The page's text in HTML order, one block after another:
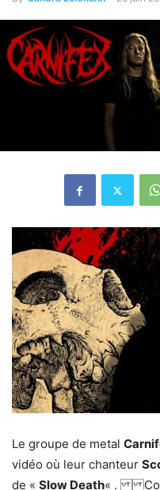
Le groupe de metal
vidéo où leur chanteur
de « Slow Death« .